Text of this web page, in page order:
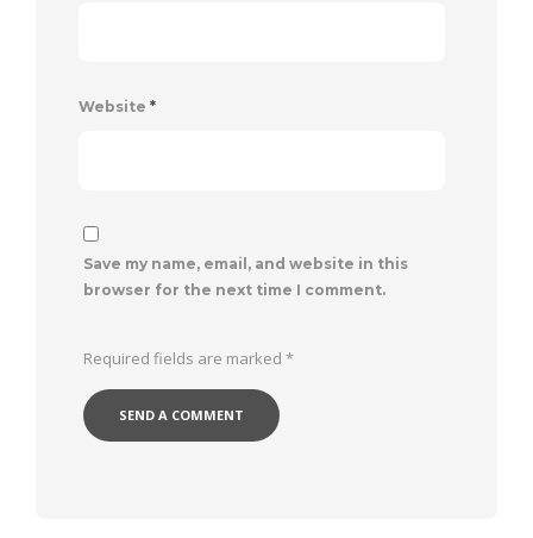
Website *
Save my name, email, and website in this
browser for the next time I comment.
Required fields are marked *